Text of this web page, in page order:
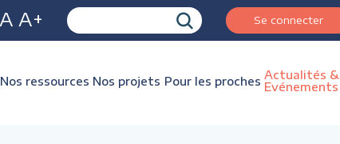
A A+ Se connecter
Nos ressources Nos projets Pour les proches Actualités &
Evénements